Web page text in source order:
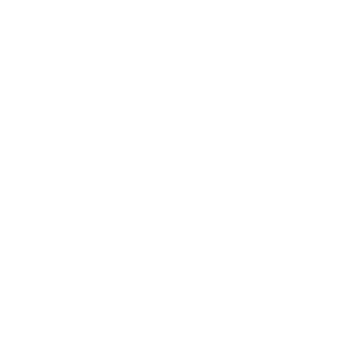
la fel de important este si ca acestea sa se integreze din
baia, la Homelux vei gasi, cu siguranta, acel model care
design-ul incaperii tale este modern si nonconformist, un
sa economisesti spatiu.